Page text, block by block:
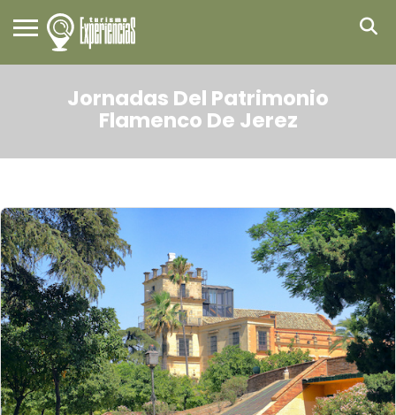
Jornadas Del Patrimonio
Flamenco De Jerez